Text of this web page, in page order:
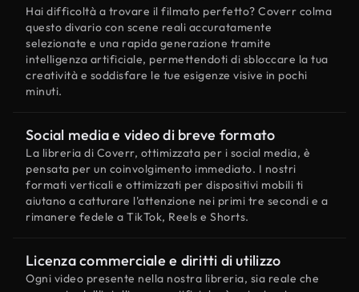
Hai difficoltà a trovare il filmato perfetto? Coverr colma
questo divario con scene reali accuratamente
selezionate e una rapida generazione tramite
intelligenza artificiale, permettendoti di sbloccare la tua
creatività e soddisfare le tue esigenze visive in pochi
minuti.
Social media e video di breve formato
La libreria di Coverr, ottimizzata per i social media, è
pensata per un coinvolgimento immediato. I nostri
formati verticali e ottimizzati per dispositivi mobili ti
aiutano a catturare l'attenzione nei primi tre secondi e a
rimanere fedele a TikTok, Reels e Shorts.
Licenza commerciale e diritti di utilizzo
Ogni video presente nella nostra libreria, sia reale che